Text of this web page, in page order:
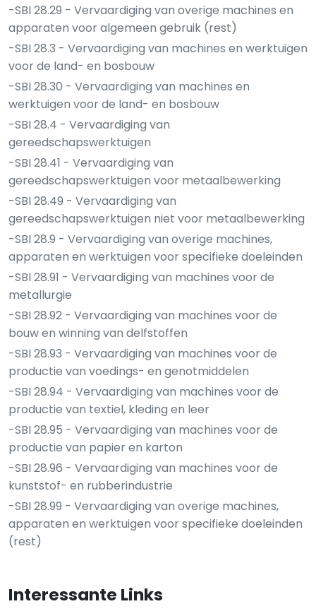
-SBI 28.29 - Vervaardiging van overige machines en
apparaten voor algemeen gebruik (rest)
-SBI 28.3 - Vervaardiging van machines en werktuigen
voor de land- en bosbouw
-SBI 28.30 - Vervaardiging van machines en
werktuigen voor de land- en bosbouw
-SBI 28.4 - Vervaardiging van
gereedschapswerktuigen
-SBI 28.41 - Vervaardiging van
gereedschapswerktuigen voor metaalbewerking
-SBI 28.49 - Vervaardiging van
gereedschapswerktuigen niet voor metaalbewerking
-SBI 28.9 - Vervaardiging van overige machines,
apparaten en werktuigen voor specifieke doeleinden
-SBI 28.91 - Vervaardiging van machines voor de
metallurgie
-SBI 28.92 - Vervaardiging van machines voor de
bouw en winning van delfstoffen
-SBI 28.93 - Vervaardiging van machines voor de
productie van voedings- en genotmiddelen
-SBI 28.94 - Vervaardiging van machines voor de
productie van textiel, kleding en leer
-SBI 28.95 - Vervaardiging van machines voor de
productie van papier en karton
-SBI 28.96 - Vervaardiging van machines voor de
kunststof- en rubberindustrie
-SBI 28.99 - Vervaardiging van overige machines,
apparaten en werktuigen voor specifieke doeleinden
(rest)
Interessante Links